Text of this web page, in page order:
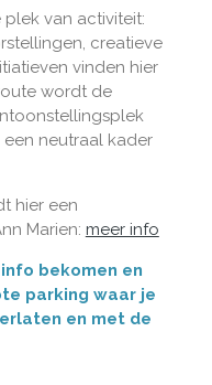
van activiteit:
creatieve
vinden hier
wordt de
een neutraal kader
hier een
Marien: meer info
bekomen en
parking waar je
en met de